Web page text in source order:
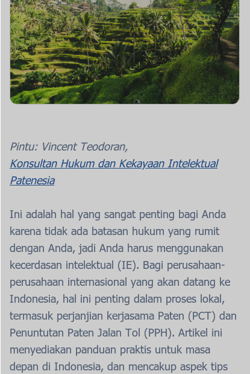
Pintu: Vincent Teodoran,
Konsultan Hukum dan Kekayaan Intelektual
Patenesia
Ini adalah hal yang sangat penting bagi Anda
karena tidak ada batasan hukum yang rumit
dengan Anda, jadi Anda harus menggunakan
kecerdasan intelektual (IE). Bagi perusahaan-
perusahaan internasional yang akan datang ke
Indonesia, hal ini penting dalam proses lokal,
termasuk perjanjian kerjasama Paten (PCT) dan
Penuntutan Paten Jalan Tol (PPH). Artikel ini
menyediakan panduan praktis untuk masa
depan di Indonesia, dan mencakup aspek tips